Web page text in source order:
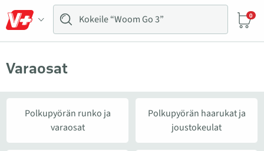
0
Varaosat
Polkupyörän runko ja
varaosat
Polkupyörän haarukat ja
joustokeulat